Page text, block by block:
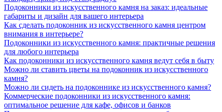
Подоконники из искусственного камня на заказ: идеальные
габариты и дизайн для вашего интерьера
Как сделать подоконник из искусственного камня центром
внимания в интерьере?
Подоконники из искусственного камня: практичные решения
для любого интерьера
Как подоконники из искусственного камня ведут себя в быту
Можно ли ставить цветы на подоконник из искусственного
камня?
Можно ли сидеть на подоконнике из искусственного камня?
Коммерческие подоконники из искусственного камня:
оптимальное решение для кафе, офисов и банков